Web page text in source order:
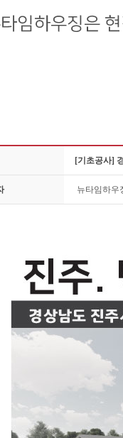
[기초공사]
뉴타임하우